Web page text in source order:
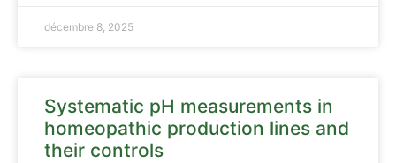
décembre 8, 2025
Systematic pH measurements in
homeopathic production lines and
their controls